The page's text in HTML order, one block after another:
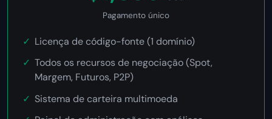
Pagamento único
Licença de código-fonte (1 domínio)
Todos os recursos de negociação (Spot,
Margem, Futuros, P2P)
Sistema de carteira multimoeda